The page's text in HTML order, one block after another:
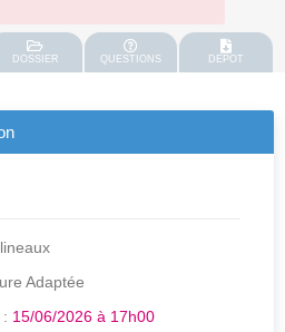
DOSSIER QUESTIONS DEPOT
Adaptée
15/06/2026 à 17h00